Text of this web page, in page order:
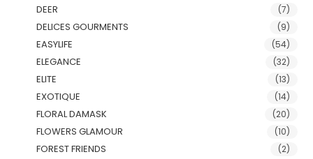
DEER (7)
DELICES GOURMENTS (9)
EASYLIFE (54)
ELEGANCE (32)
ELITE (13)
EXOTIQUE (14)
FLORAL DAMASK (20)
FLOWERS GLAMOUR (10)
FOREST FRIENDS (2)